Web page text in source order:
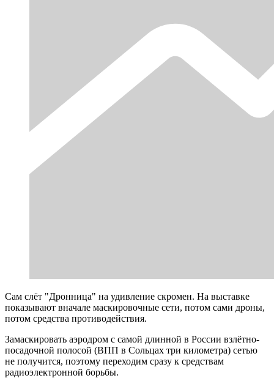
Сам слёт "Дронница" на удивление скромен. На выставке
показывают вначале маскировочные сети, потом сами дроны,
потом средства противодействия.
Замаскировать аэродром с самой длинной в России взлётно-
посадочной полосой (ВПП в Сольцах три километра) сетью
не получится, поэтому переходим сразу к средствам
радиоэлектронной борьбы.